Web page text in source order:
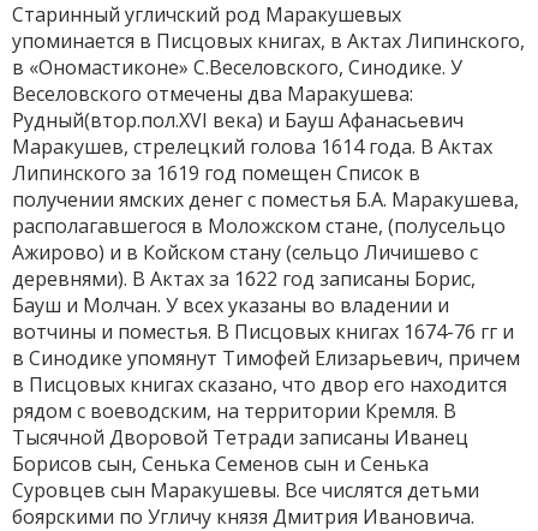
Старинный угличский род Маракушевых
упоминается в Писцовых книгах, в Актах Липинского,
в «Ономастиконе» С.Веселовского, Синодике. У
Веселовского отмечены два Маракушева:
Рудный(втор.пол.XVI века) и Бауш Афанасьевич
Маракушев, стрелецкий голова 1614 года. В Актах
Липинского за 1619 год помещен Список в
получении ямских денег с поместья Б.А. Маракушева,
располагавшегося в Моложском стане, (полусельцо
Ажирово) и в Койском стану (сельцо Личишево с
деревнями). В Актах за 1622 год записаны Борис,
Бауш и Молчан. У всех указаны во владении и
вотчины и поместья. В Писцовых книгах 1674-76 гг и
в Синодике упомянут Тимофей Елизарьевич, причем
в Писцовых книгах сказано, что двор его находится
рядом с воеводским, на территории Кремля. В
Тысячной Дворовой Тетради записаны Иванец
Борисов сын, Сенька Семенов сын и Сенька
Суровцев сын Маракушевы. Все числятся детьми
боярскими по Угличу князя Дмитрия Ивановича.